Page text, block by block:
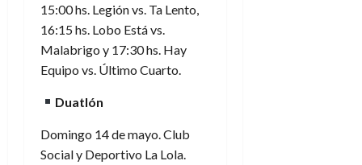
15:00 hs. Legión vs. Ta Lento,
16:15 hs. Lobo Está vs.
Malabrigo y 17:30 hs. Hay
Equipo vs. Último Cuarto.
Duatlón
Domingo 14 de mayo. Club
Social y Deportivo La Lola.